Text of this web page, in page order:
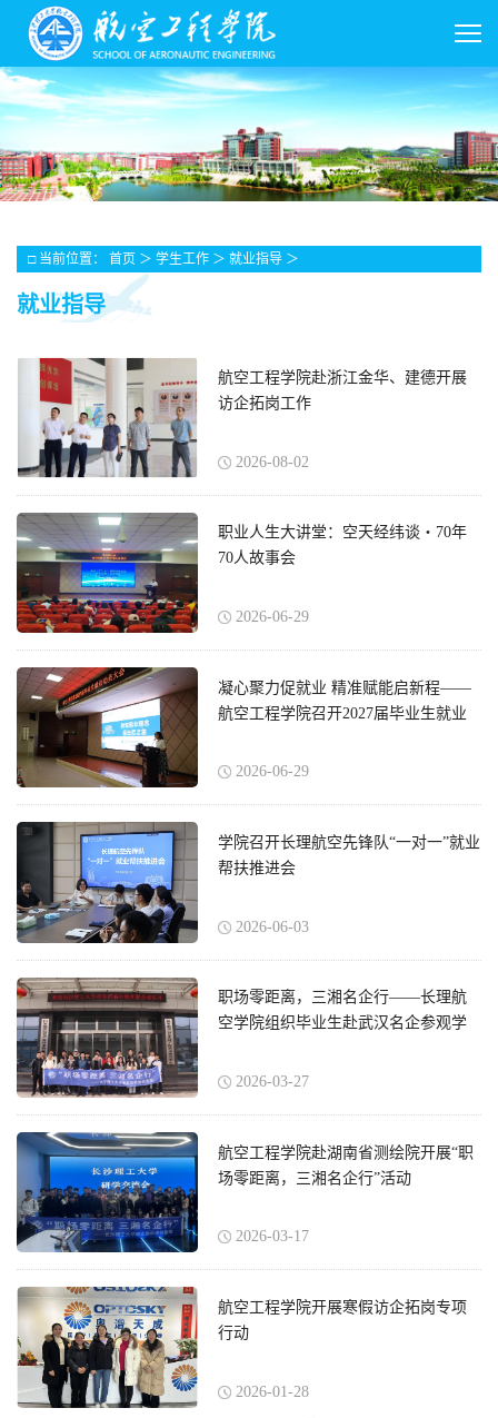
□ 当前位置： 首页 ＞ 学生工作 ＞ 就业指导 ＞
就业指导
航空工程学院赴浙江金华、建德开展
访企拓岗工作
2026-08-02
职业人生大讲堂：空天经纬谈・70年
70人故事会
2026-06-29
凝心聚力促就业 精准赋能启新程——
航空工程学院召开2027届毕业生就业
2026-06-29
学院召开长理航空先锋队“一对一”就业
帮扶推进会
2026-06-03
职场零距离，三湘名企行——长理航
空学院组织毕业生赴武汉名企参观学
2026-03-27
航空工程学院赴湖南省测绘院开展“职
场零距离，三湘名企行”活动
2026-03-17
航空工程学院开展寒假访企拓岗专项
行动
2026-01-28